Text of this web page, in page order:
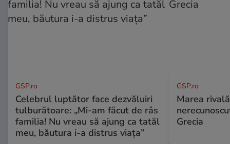
GSP.ro
Celebrul luptător face dezvăluiri
tulburătoare: „Mi-am făcut de râs
familia! Nu vreau să ajung ca tatăl
meu, băutura i-a distrus viața”
GSP.ro
Marea
Grecia